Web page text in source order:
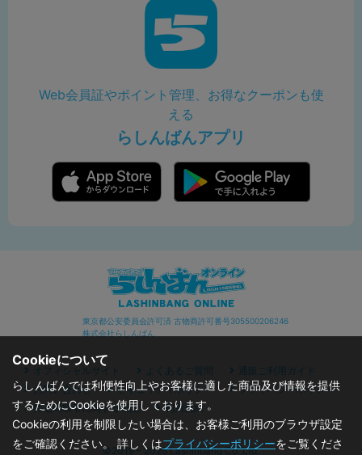
Web会員証やポイント管理、お得なクーポンも使
える
らしんばんアプリ
東京都公安委員会許可済 古物商許可番号305500206246
株式会社らしんばん
オフィシャルサイト よくあるご質問
通販ご利用ガイド
お問い合わせ
セキュリティポリシー
プライバシーポリシー
特定商取引に関する表記
利用規約
©2019 - 2026 Lashinbang Co.,Ltd.
Cookieについて
らしんばんでは利便性向上やお客様に適した商品及び情報を提供
するためにCookieを使用しております。
Cookieの利用を制限したい場合は、お客様ご利用のブラウザ設定
をご確認ください。 詳しくはプライバシーポリシーをご覧くださ